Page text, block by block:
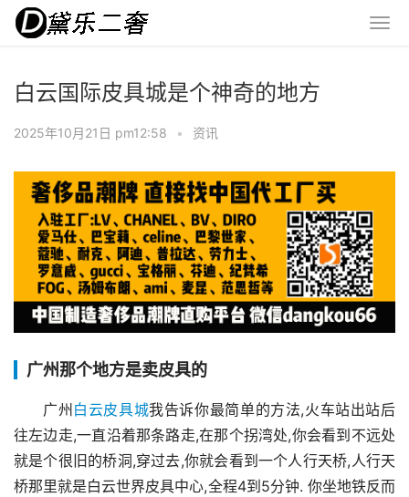
白云国际皮具城是个神奇的地方
2025年10月21日 pm12:58 • 资讯
广州那个地方是卖皮具的
广州 白云皮具城我告诉你最简单的方法,火车站出站后
往左边走,一直沿着那条路走,在那个拐湾处,你会看到不远处
就是个很旧的桥洞,穿过去,你就会看到一个人行天桥,人行天
桥那里就是白云世界皮具中心,全程4到5分钟. 你坐地铁反而